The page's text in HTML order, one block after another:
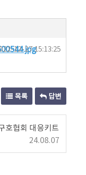
12-27 15:13:25
목록 답변
호협회 대응키트
24.08.07